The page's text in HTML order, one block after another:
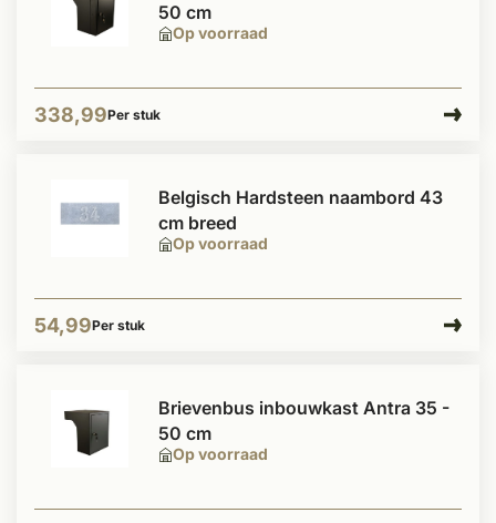
Op voorraad
50 cm
338,99Per stuk
Op voorraad
Belgisch Hardsteen naambord 43
cm breed
54,99Per stuk
Op voorraad
Brievenbus inbouwkast Antra 35 -
50 cm